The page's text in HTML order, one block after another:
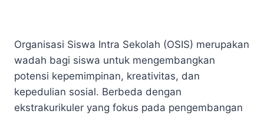
Organisasi Siswa Intra Sekolah (OSIS) merupakan
wadah bagi siswa untuk mengembangkan
potensi kepemimpinan, kreativitas, dan
kepedulian sosial. Berbeda dengan
ekstrakurikuler yang fokus pada pengembangan